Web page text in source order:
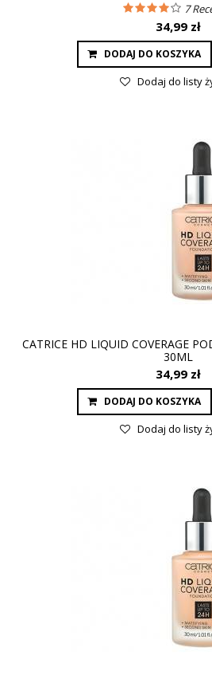
7
34,99 zł
DODAJ DO KOSZYKA
Dodaj do listy
CATRICE HD LIQUID COVERAGE
30ML
34,99 zł
DODAJ DO KOSZYKA
Dodaj do listy